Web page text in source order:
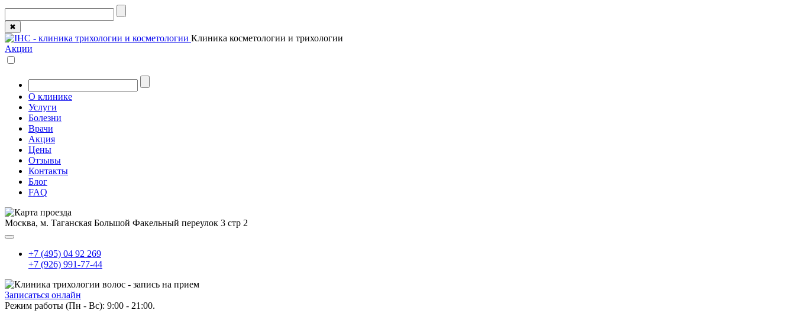
✖
Клиника косметологии и трихологии
Акции
О клинике
Услуги
Болезни
Врачи
Акция
Цены
Отзывы
Контакты
Блог
FAQ
Москва, м. Таганская Большой Факельный переулок 3 стр 2
+7 (495) 04 92 269
+7 (926) 991-77-44
Записаться онлайн
Режим работы (Пн - Вс): 9:00 - 21:00.